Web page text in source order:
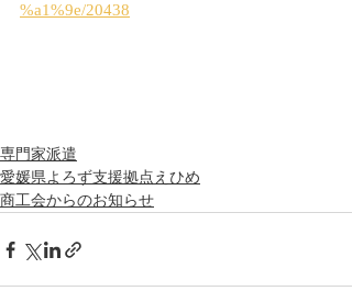
%a1%9e/20438
専門家派遣
愛媛県よろず支援拠点えひめ
商工会からのお知らせ